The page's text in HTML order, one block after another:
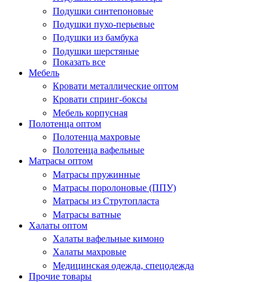
Подушки синтепоновые
Подушки пухо-перьевые
Подушки из бамбука
Подушки шерстяные
Показать все
Мебель
Кровати металлические оптом
Кровати спринг-боксы
Мебель корпусная
Полотенца оптом
Полотенца махровые
Полотенца вафельные
Матрасы оптом
Матрасы пружинные
Матрасы поролоновые (ППУ)
Матрасы из Струтопласта
Матрасы ватные
Халаты оптом
Халаты вафельные кимоно
Халаты махровые
Медицинская одежда, спецодежда
Прочие товары